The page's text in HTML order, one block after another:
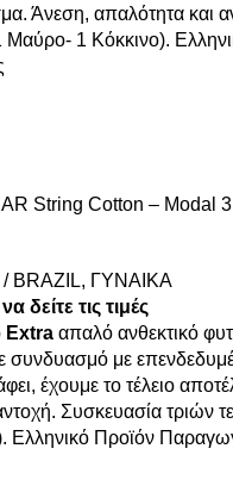
Άνεση, απαλότητα και
Μαύρο- 1 Κόκκινο).
String Cotton – Modal 3
BRAZIL, ΓΥΝΑΙΚΑ
δείτε τις τιμές
Extra απαλό ανθεκτικό
συνδυασμό με
έχουμε το τέλειο
Συσκευασία τριών
Ελληνικό Προϊόν